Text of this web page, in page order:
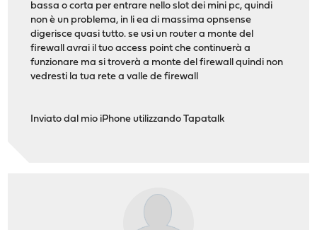
bassa o corta per entrare nello slot dei mini pc, quindi
non è un problema, in li ea di massima opnsense
digerisce quasi tutto. se usi un router a monte del
firewall avrai il tuo access point che continuerà a
funzionare ma si troverà a monte del firewall quindi non
vedresti la tua rete a valle de firewall
Inviato dal mio iPhone utilizzando Tapatalk